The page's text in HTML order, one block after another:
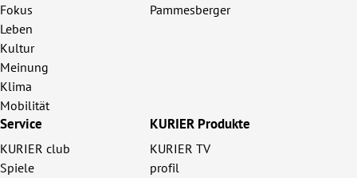
Fokus
Leben
Kultur
Meinung
Klima
Mobilität
Pammesberger
Service
KURIER club
Spiele
KURIER Produkte
KURIER TV
profil